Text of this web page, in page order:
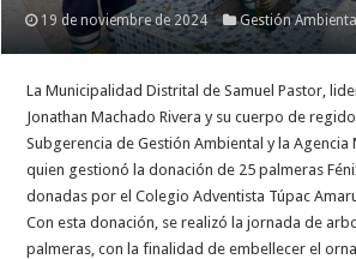
19 de noviembre de 2024 Gestión Ambiental
La Municipalidad Distrital de Samuel Pastor,
Jonathan Machado Rivera y su cuerpo de
Subgerencia de Gestión Ambiental y la Agencia
quien gestionó la donación de 25 palmeras
donadas por el Colegio Adventista Túpac
Con esta donación, se realizó la jornada de
palmeras, con la finalidad de embellecer el